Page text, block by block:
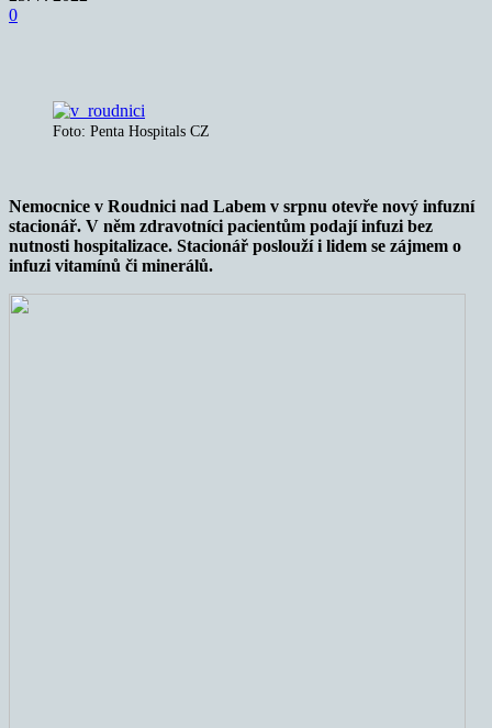
0
Foto: Penta Hospitals CZ
Nemocnice v Roudnici nad Labem v srpnu otevře nový infuzní
stacionář. V něm zdravotníci pacientům podají infuzi bez
nutnosti hospitalizace. Stacionář poslouží i lidem se zájmem o
infuzi vitamínů či minerálů.